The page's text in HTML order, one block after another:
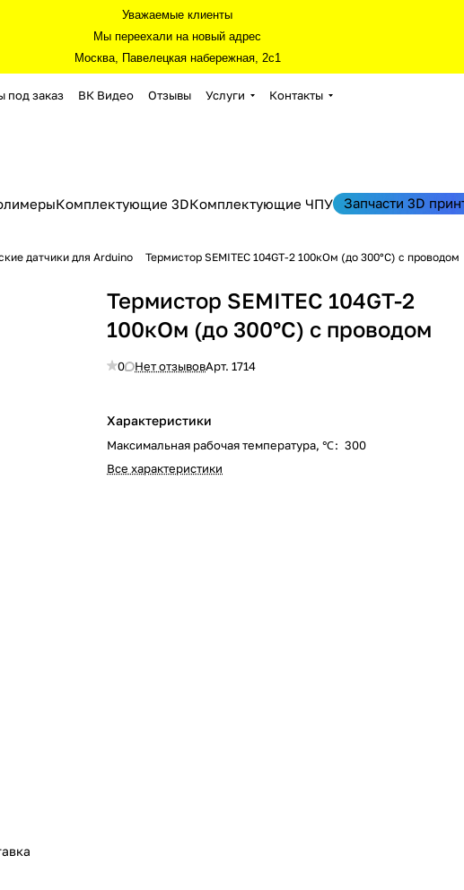
Уважаемые клиенты
Мы переехали на новый адрес
Москва, Павелецкая набережная, 2с1
под заказ ВК Видео Отзывы Услуги Контакты
Комплектующие 3DКомплектующие ЧПУ Запчасти 3D
датчики для Arduino Термистор SEMITEC 104GT-2 100кОм (до 300°C) с проводом
Термистор SEMITEC 104GT-2
100кОм (до 300°C) с проводом
0 Нет отзывовАрт.1714
Характеристики
Максимальная рабочая температура, ℃: 300
Все характеристики